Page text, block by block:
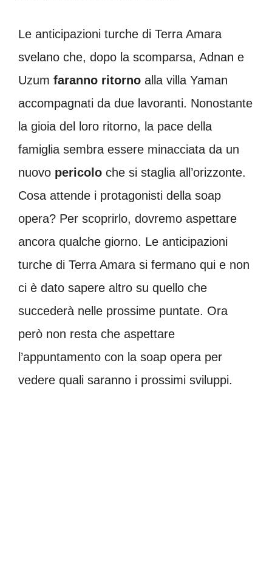
Le anticipazioni turche di Terra Amara
svelano che, dopo la scomparsa, Adnan e
Uzum faranno ritorno alla villa Yaman
accompagnati da due lavoranti. Nonostante
la gioia del loro ritorno, la pace della
famiglia sembra essere minacciata da un
nuovo pericolo che si staglia all’orizzonte.
Cosa attende i protagonisti della soap
opera? Per scoprirlo, dovremo aspettare
ancora qualche giorno. Le anticipazioni
turche di Terra Amara si fermano qui e non
ci è dato sapere altro su quello che
succederà nelle prossime puntate. Ora
però non resta che aspettare
l’appuntamento con la soap opera per
vedere quali saranno i prossimi sviluppi.